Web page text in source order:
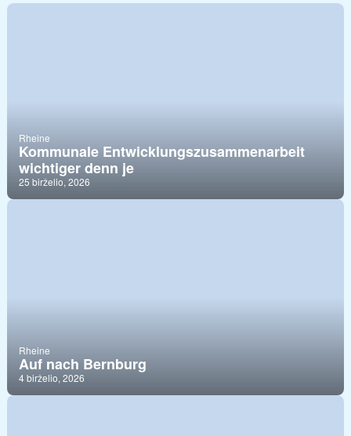
Rheine
Kommunale Entwicklungszusammenarbeit
wichtiger denn je
25 birželio, 2026
Rheine
Auf nach Bernburg
4 birželio, 2026